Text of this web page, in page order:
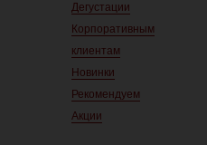
Дегустации
Корпоративным
клиентам
Новинки
Рекомендуем
Акции